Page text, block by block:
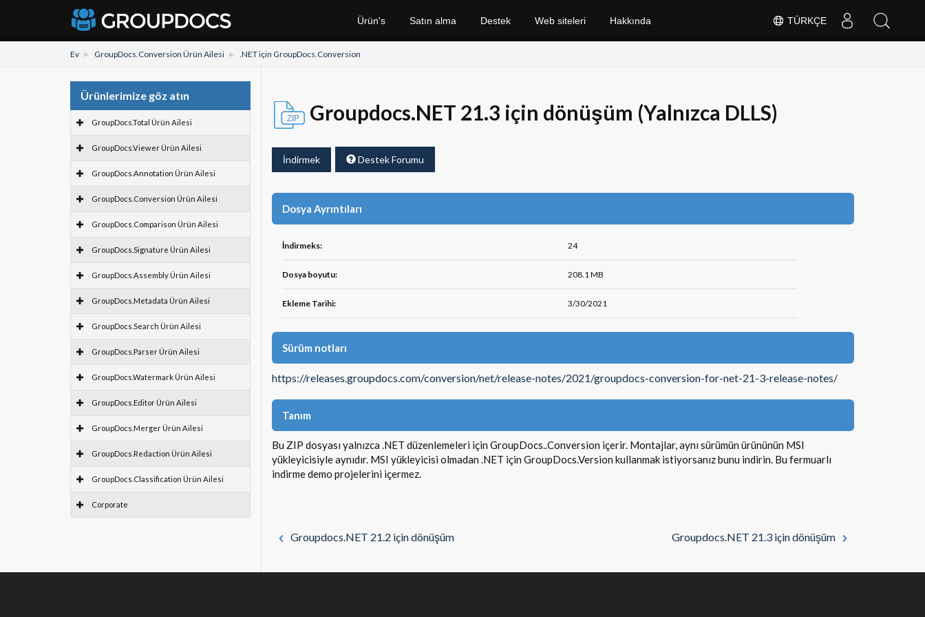
TÜRKÇE
Ürün's Satın alma Destek Web siteleri Hakkında
Ev GroupDocs.Conversion Ürün Ailesi .NET için GroupDocs.Conversion
Ürünlerimize göz atın
GroupDocs.Total Ürün Ailesi
GroupDocs.Viewer Ürün Ailesi
GroupDocs.Annotation Ürün Ailesi
GroupDocs.Conversion Ürün Ailesi
GroupDocs.Comparison Ürün Ailesi
GroupDocs.Signature Ürün Ailesi
GroupDocs.Assembly Ürün Ailesi
GroupDocs.Metadata Ürün Ailesi
GroupDocs.Search Ürün Ailesi
GroupDocs.Parser Ürün Ailesi
GroupDocs.Watermark Ürün Ailesi
GroupDocs.Editor Ürün Ailesi
GroupDocs.Merger Ürün Ailesi
GroupDocs.Redaction Ürün Ailesi
GroupDocs.Classification Ürün Ailesi
Corporate
Groupdocs.NET 21.3 için dönüşüm (Yalnızca DLLS)
İndirmek Destek Forumu
Dosya Ayrıntıları
İndirmeks: 24
Dosya boyutu: 208.1 MB
Ekleme Tarihi: 3/30/2021
Sürüm notları
https://releases.groupdocs.com/conversion/net/release-notes/2021/groupdocs-conversion-for-net-21-3-release-notes/
Tanım
Bu ZIP dosyası yalnızca .NET düzenlemeleri için GroupDocs..Conversion içerir. Montajlar, aynı sürümün ürününün MSI
yükleyicisiyle aynıdır. MSI yükleyicisi olmadan .NET için GroupDocs.Version kullanmak istiyorsanız bunu indirin. Bu fermuarlı
indirme demo projelerini içermez.
Groupdocs.NET 21.2 için dönüşüm Groupdocs.NET 21.3 için dönüşüm